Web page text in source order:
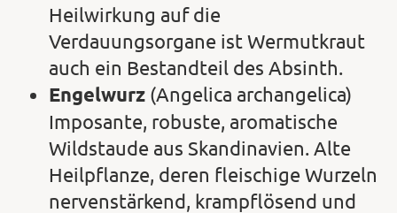
Heilwirkung auf die
Verdauungsorgane ist Wermutkraut
auch ein Bestandteil des Absinth.
Engelwurz (Angelica archangelica)
Imposante, robuste, aromatische
Wildstaude aus Skandinavien. Alte
Heilpflanze, deren fleischige Wurzeln
nervenstärkend, krampflösend und